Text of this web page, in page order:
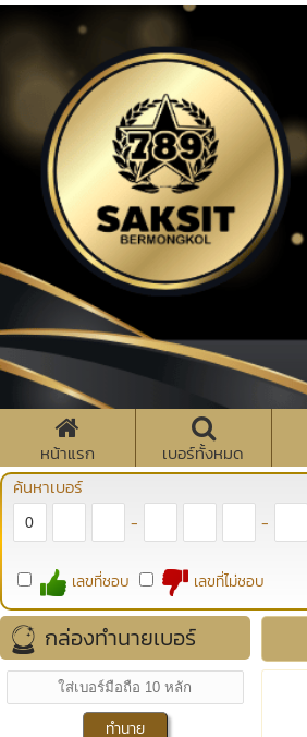
หน้าแรก เบอร์ทั้งหมด
ค้นหาเบอร์
- -
เลขที่ชอบ เลขที่ไม่ชอบ
กล่องทำนายเบอร์